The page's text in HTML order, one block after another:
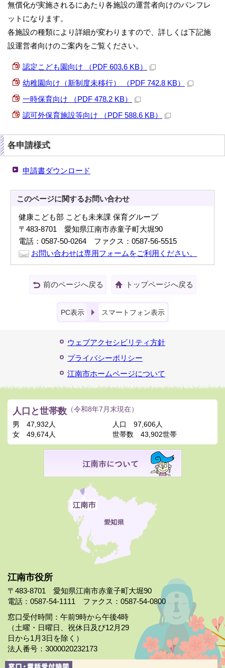
無償化が実施されるにあたり各施設の運営者向けのパンフレ
ットになります。
各施設の種類により詳細が変わりますので、詳しくは下記施
設運営者向けのご案内をご覧ください。
認定こども園向け （PDF 603.6 KB）
幼稚園向け（新制度未移行） （PDF 742.8 KB）
一時保育向け （PDF 478.2 KB）
認可外保育施設等向け （PDF 588.6 KB）
各申請様式
申請書ダウンロード
このページに関するお問い合わせ
健康こども部 こども未来課 保育グループ
〒483-8701 愛知県江南市赤童子町大堀90
電話：0587-50-0264 ファクス：0587-56-5515
お問い合わせは専用フォームをご利用ください。
前のページへ戻る トップページへ戻る
PC表示 スマートフォン表示
ウェブアクセシビリティ方針
プライバシーポリシー
江南市ホームページについて
江南市役所
〒483-8701 愛知県江南市赤童子町大堀90
電話：0587-54-1111 ファクス：0587-54-0800
窓口受付時間：午前9時から午後4時
（土曜・日曜日、祝休日及び12月29
日から1月3日を除く）
法人番号：3000020232173
人口と世帯数 （令和8年7月末現在）
男
47,932人
女
49,674人
人口
97,606人
世帯数
43,902世帯